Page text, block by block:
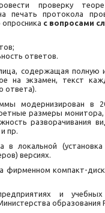
проверку
печать протокола
с вопросами
ответов.
содержащая
на экзамен, текст
ответа).
модернизирован в
размеры монитора,
разворачивания
пр.
в локальной
версиях.
фирменном компакт-
и
образования